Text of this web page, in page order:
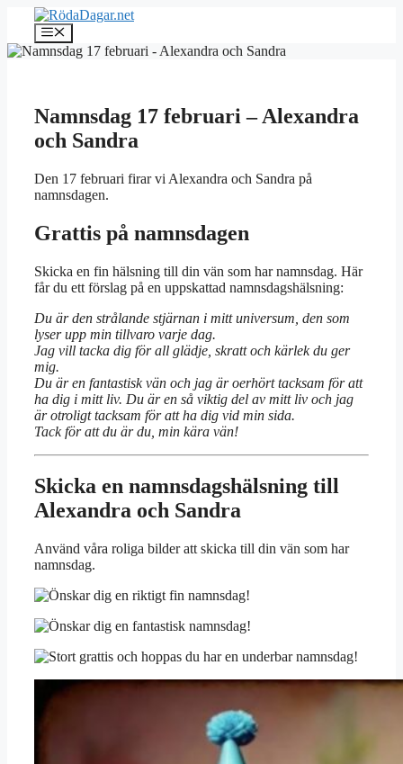
Hoppa
innehåll
Meny
Namnsdag 17 februari – Alexandra
och Sandra
Den 17 februari firar vi Alexandra och Sandra på
namnsdagen.
Grattis på namnsdagen
Skicka en fin hälsning till din vän som har namnsdag. Här
får du ett förslag på en uppskattad namnsdagshälsning:
Du är den strålande stjärnan i mitt universum, den som
lyser upp min tillvaro varje dag.
Jag vill tacka dig för all glädje, skratt och kärlek du ger
mig.
Du är en fantastisk vän och jag är oerhört tacksam för att
ha dig i mitt liv. Du är en så viktig del av mitt liv och jag
är otroligt tacksam för att ha dig vid min sida.
Tack för att du är du, min kära vän!
Skicka en namnsdagshälsning till
Alexandra och Sandra
Använd våra roliga bilder att skicka till din vän som har
namnsdag.